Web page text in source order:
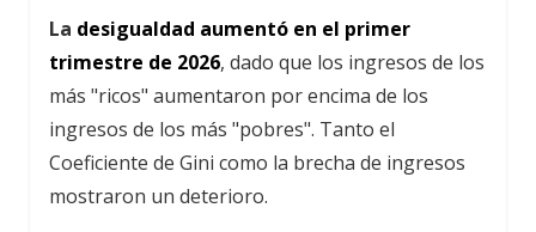
La desigualdad aumentó en el primer
trimestre de 2026, dado que los ingresos de los
más "ricos" aumentaron por encima de los
ingresos de los más "pobres". Tanto el
Coeficiente de Gini como la brecha de ingresos
mostraron un deterioro.